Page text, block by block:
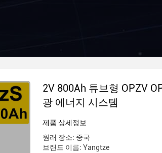
2V 800Ah 튜브형 OPZV
광 에너지 시스템
제품 상세정보
원래 장소: 중국
브랜드 이름: Yangtze